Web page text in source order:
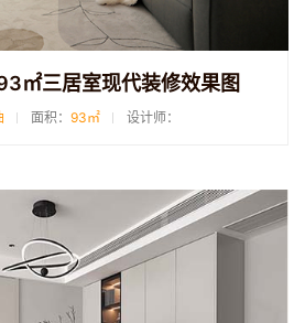
㎡三居室现代装修效果图
面积： 93㎡ 设计师：